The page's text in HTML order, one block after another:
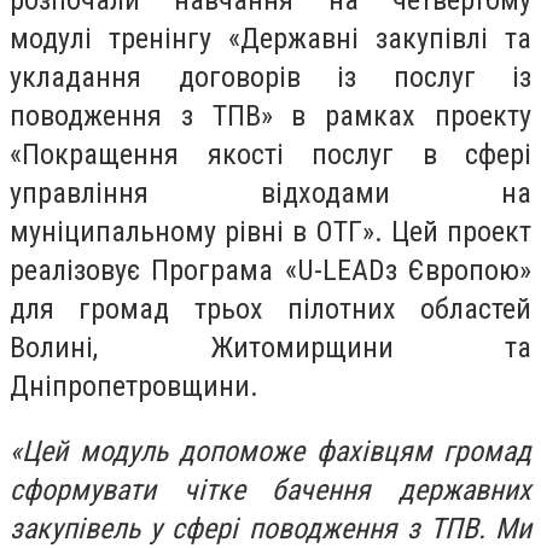
модулі тренінгу «Державні закупівлі та
укладання договорів із послуг із
поводження з ТПВ» в рамках проекту
«Покращення якості послуг в сфері
управління відходами на
муніципальному рівні в ОТГ». Цей проект
реалізовує Програма «U-LEADз Європою»
для громад трьох пілотних областей
Волині, Житомирщини та
Дніпропетровщини.
«Цей модуль допоможе фахівцям громад
сформувати чітке бачення державних
закупівель у сфері поводження з ТПВ. Ми